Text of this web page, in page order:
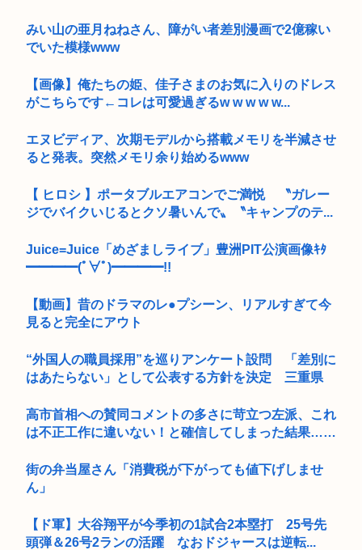
みい山の亜月ねねさん、障がい者差別漫画で2億稼い
でいた模様www
【画像】俺たちの姫、佳子さまのお気に入りのドレス
がこちらです←コレは可愛過ぎるw w w w w...
エヌビディア、次期モデルから搭載メモリを半減させ
ると発表。突然メモリ余り始めるwww
【 ヒロシ 】ポータブルエアコンでご満悦 〝ガレー
ジでバイクいじるとクソ暑いんで〟〝キャンプのテ...
Juice=Juice「めざましライブ」豊洲PIT公演画像ｷﾀ
━━━━(ﾟ∀ﾟ)━━━━!!
【動画】昔のドラマのレ●プシーン、リアルすぎて今
見ると完全にアウト
“外国人の職員採用”を巡りアンケート設問 「差別に
はあたらない」として公表する方針を決定 三重県
高市首相への賛同コメントの多さに苛立つ左派、これ
は不正工作に違いない！と確信してしまった結果……
街の弁当屋さん「消費税が下がっても値下げしませ
ん」
【ド軍】大谷翔平が今季初の1試合2本塁打 25号先
頭弾＆26号2ランの活躍 なおドジャースは逆転...